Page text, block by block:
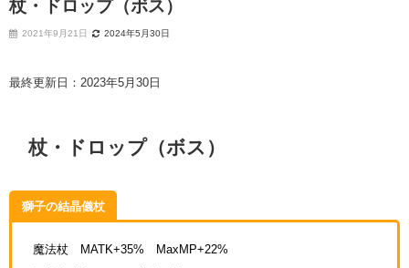
杖・ドロップ（ボス）
2021年9月21日 2024年5月30日
最終更新日：2023年5月30日
杖・ドロップ（ボス）
獅子の結晶儀杖
魔法杖 MATK+35% MaxMP+22%